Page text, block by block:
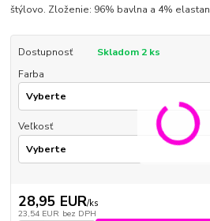
štýlovo. Zloženie: 96% bavlna a 4% elastan
Dostupnosť
Skladom 2 ks
Farba
Veľkosť
28,95 EUR/ks
23,54 EUR bez DPH